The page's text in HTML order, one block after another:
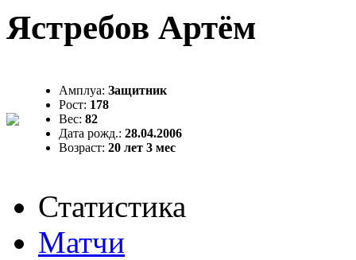
Ястребов Артём
Амплуа: Защитник
Рост: 178
Вес: 82
Дата рожд.: 28.04.2006
Возраст: 20 лет 3 мес
Статистика
Матчи